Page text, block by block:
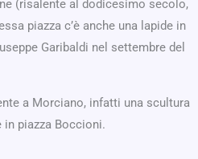
(risalente al dodicesimo secolo,
piazza c’è anche una lapide in
Garibaldi nel settembre del
a Morciano, infatti una scultura
in piazza Boccioni.